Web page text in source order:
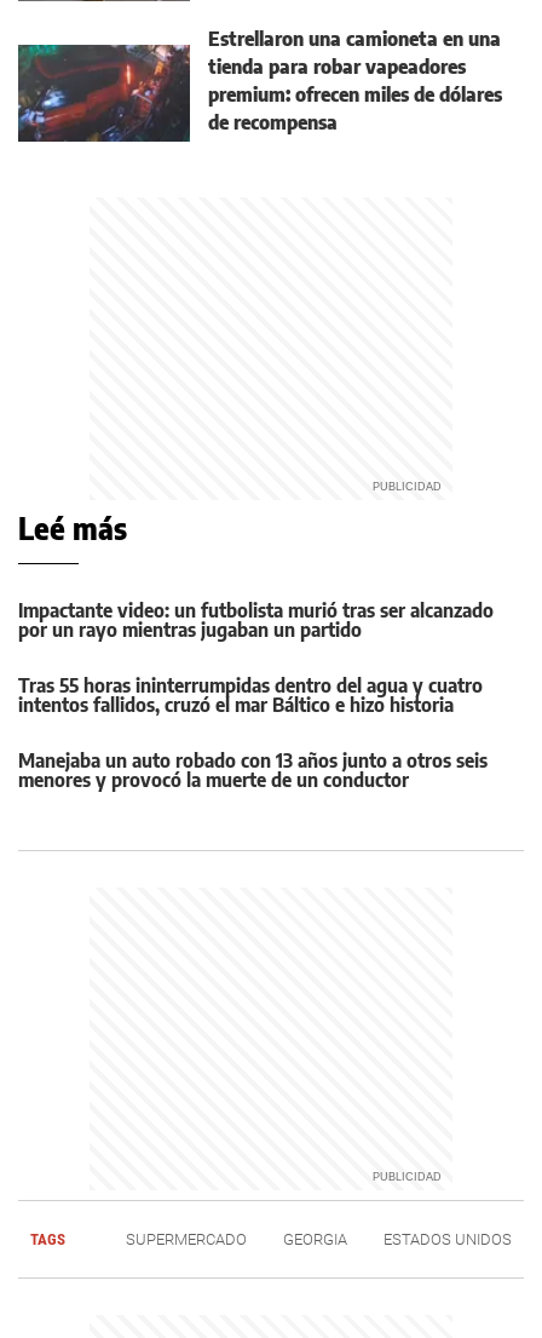
Estrellaron una camioneta en una
tienda para robar vapeadores
premium: ofrecen miles de dólares
de recompensa
Leé más
Impactante video: un futbolista murió tras ser alcanzado
por un rayo mientras jugaban un partido
Tras 55 horas ininterrumpidas dentro del agua y cuatro
intentos fallidos, cruzó el mar Báltico e hizo historia
Manejaba un auto robado con 13 años junto a otros seis
menores y provocó la muerte de un conductor
TAGS SUPERMERCADO GEORGIA ESTADOS UNIDOS